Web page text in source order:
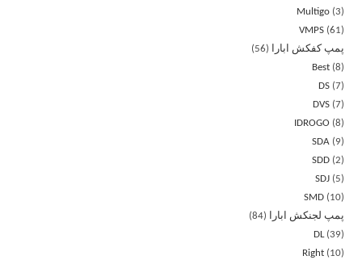
Multigo 3
VMPS 61
پمپ کفکش ابارا
56
Best 8
DS 7
DVS 7
IDROGO
8
SDA
9
SDD 2
SDJ
5
SMD
10
پمپ لجنکش ابارا
84
DL 39
Right
10